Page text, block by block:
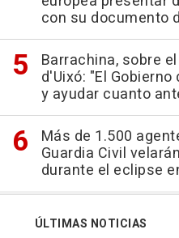
con su documento
Barrachina, sobre
d'Uixó: "El
y ayudar cuanto
Más de 1.500
Guardia Civil
durante el eclipse
ÚLTIMAS NOTICIAS